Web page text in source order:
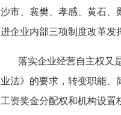
沙市、襄樊、孝感、黄石、
进企业内部三项制度改革发
落实企业经营自主权又
业法》的要求，转变职能、
工资奖金分配权和机构设置